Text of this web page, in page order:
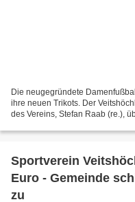
Die neugegründete
ihre neuen Trikots. Der
des Vereins, Stefan Raab (re.),
Sportverein
Euro - Gemeinde
zu